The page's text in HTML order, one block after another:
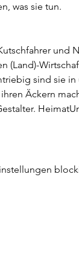
was sie tun.
und
(Land)-
sind sie
Äckern